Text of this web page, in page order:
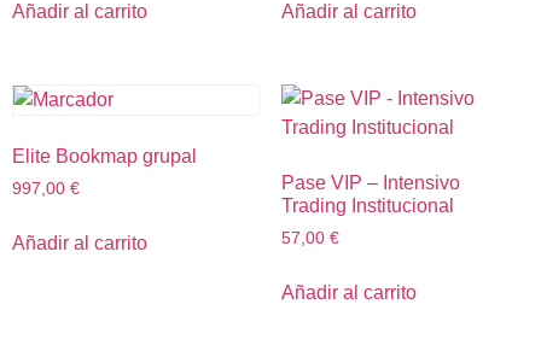
Añadir al carrito Añadir al carrito
Elite Bookmap grupal
997,00 €
Añadir al carrito
Pase VIP – Intensivo
Trading Institucional
57,00 €
Añadir al carrito